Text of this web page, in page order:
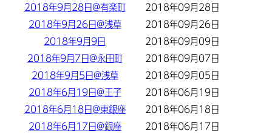
2018年9月28日@有楽町
2018年09月28日
2018年9月26日@浅草
2018年09月26日
2018年9月9日
2018年09月09日
2018年9月7日@永田町
2018年09月07日
2018年9月5日@浅草
2018年09月05日
2018年6月19日@王子
2018年06月19日
2018年6月18日@東銀座
2018年06月18日
2018年6月17日@銀座
2018年06月17日